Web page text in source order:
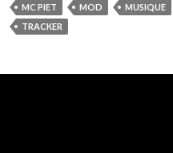
MC PIET
MOD MUSIQUE
TRACKER